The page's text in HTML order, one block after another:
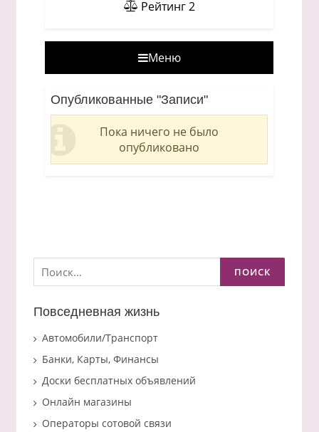
Рейтинг2
Меню
Опубликованные "Записи"
Пока ничего не было
опубликовано
Найти:
Повседневная жизнь
Автомобили/Транспорт
Банки, Карты, Финансы
Доски бесплатных объявлений
Онлайн магазины
Операторы сотовой связи